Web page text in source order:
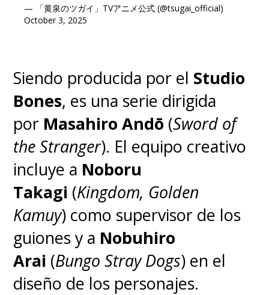
— 「黄泉のツガイ」TVアニメ公式 (@tsugai_official)
October 3, 2025
Siendo producida por el Studio
Bones, es una serie dirigida
por Masahiro Andō (Sword of
the Stranger). El equipo creativo
incluye a Noboru
Takagi (Kingdom, Golden
Kamuy) como supervisor de los
guiones y a Nobuhiro
Arai (Bungo Stray Dogs) en el
diseño de los personajes.